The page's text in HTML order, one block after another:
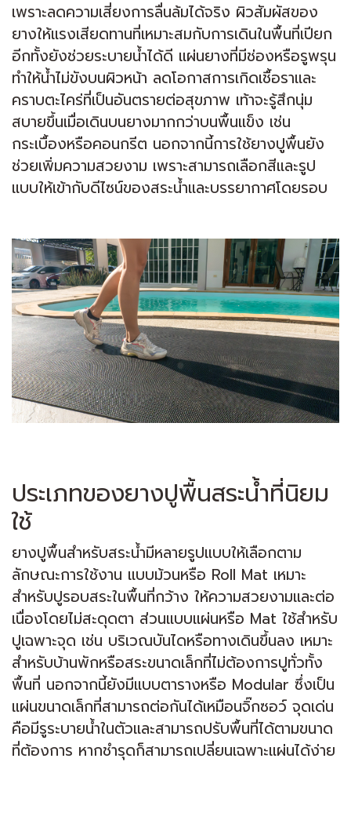
เพราะลดความเสี่ยงการลื่นล้มได้จริง ผิวสัมผัสของ
ยางให้แรงเสียดทานที่เหมาะสมกับการเดินในพื้นที่เปียก
อีกทั้งยังช่วยระบายน้ำได้ดี แผ่นยางที่มีช่องหรือรูพรุน
ทำให้น้ำไม่ขังบนผิวหน้า ลดโอกาสการเกิดเชื้อราและ
คราบตะไคร่ที่เป็นอันตรายต่อสุขภาพ เท้าจะรู้สึกนุ่ม
สบายขึ้นเมื่อเดินบนยางมากกว่าบนพื้นแข็ง เช่น
กระเบื้องหรือคอนกรีต นอกจากนี้การใช้ยางปูพื้นยัง
ช่วยเพิ่มความสวยงาม เพราะสามารถเลือกสีและรูป
แบบให้เข้ากับดีไซน์ของสระน้ำและบรรยากาศโดยรอบ
ประเภทของยางปูพื้นสระน้ำที่นิยม
ใช้
ยางปูพื้นสำหรับสระน้ำมีหลายรูปแบบให้เลือกตาม
ลักษณะการใช้งาน แบบม้วนหรือ Roll Mat เหมาะ
สำหรับปูรอบสระในพื้นที่กว้าง ให้ความสวยงามและต่อ
เนื่องโดยไม่สะดุดตา ส่วนแบบแผ่นหรือ Mat ใช้สำหรับ
ปูเฉพาะจุด เช่น บริเวณบันไดหรือทางเดินขึ้นลง เหมาะ
สำหรับบ้านพักหรือสระขนาดเล็กที่ไม่ต้องการปูทั่วทั้ง
พื้นที่ นอกจากนี้ยังมีแบบตารางหรือ Modular ซึ่งเป็น
แผ่นขนาดเล็กที่สามารถต่อกันได้เหมือนจิ๊กซอว์ จุดเด่น
คือมีรูระบายน้ำในตัวและสามารถปรับพื้นที่ได้ตามขนาด
ที่ต้องการ หากชำรุดก็สามารถเปลี่ยนเฉพาะแผ่นได้ง่าย